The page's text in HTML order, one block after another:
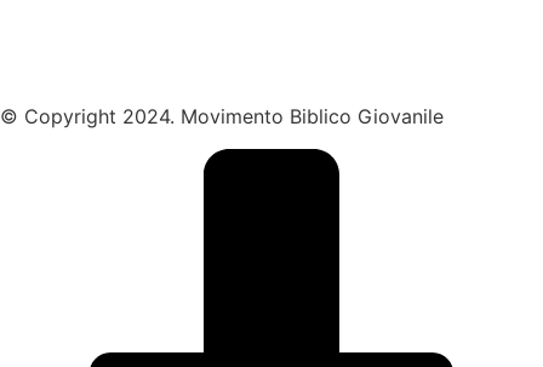
© Copyright 2024. Movimento Biblico Giovanile